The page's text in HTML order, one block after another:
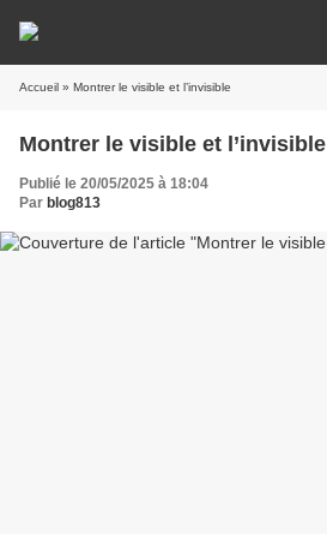
Accueil » Montrer le visible et l’invisible
Montrer le visible et l’invisible
Publié le 20/05/2025 à 18:04
Par blog813